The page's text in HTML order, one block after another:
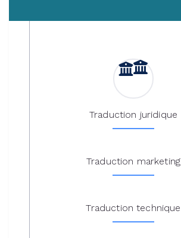
Traduction juridique
Traduction marketing
Traduction technique